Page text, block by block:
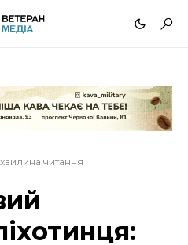
хвилина читання